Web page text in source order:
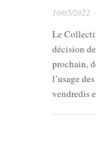
10/05/2022
Le
décision
prochain,
l’usage
vendredis